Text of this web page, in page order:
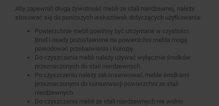
Aby zapewnić długą żywotność mebli ze stali nierdzewnej, należy
stosować się do poniższych wskazówek dotyczących użytkowania:
Powierzchnie mebli powinny być utrzymane w czystości.
Brud i osady pozostawione na powierzchni mebla mogą
powodować przebarwienia i korozję.
Do czyszczenia mebli należy używać wyłącznie środków
przeznaczonych do stali nierdzewnych.
Po czyszczeniu należy zakonserwować meble środkami
przeznaczonymi do konserwacji powierzchni ze stali
nierdzewnych.
Do czyszczenia mebli ze stali nierdzewnych nie wolno